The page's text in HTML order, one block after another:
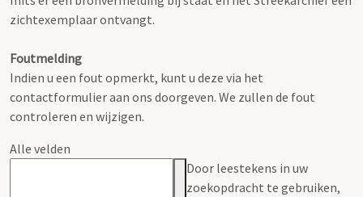
zichtexemplaar ontvangt.
Foutmelding
Indien u een fout opmerkt, kunt u deze via het
contactformulier aan ons doorgeven. We zullen de fout
controleren en wijzigen.
Alle velden
Door leestekens in uw
zoekopdracht te gebruiken,